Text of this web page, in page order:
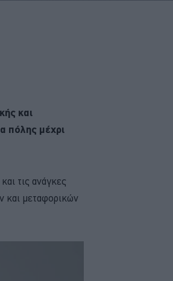
και
πόλης μέχρι
τις ανάγκες
και μεταφορικών